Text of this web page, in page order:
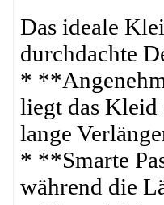
Das ideale
durchdachte
*
liegt das Kleid
lange
* **Smarte
während die